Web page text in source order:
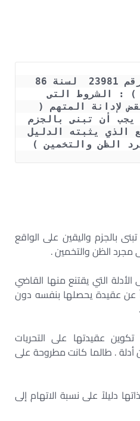
قضائية ( جنائى ) : الشروط التى
واليقين على الواقع الذي يثبته الدليل
الظن والتخمين )
بالجزم واليقين على الواقع
مجرد الظن والتخمين .
التي يقتنع منها القاضي
عن عقيدة يحصلها بنفسه دون
عقيدتها على التحريات
أدلة . طالما كانت مطروحة على
دليلاً على نسبة الاتهام إلى